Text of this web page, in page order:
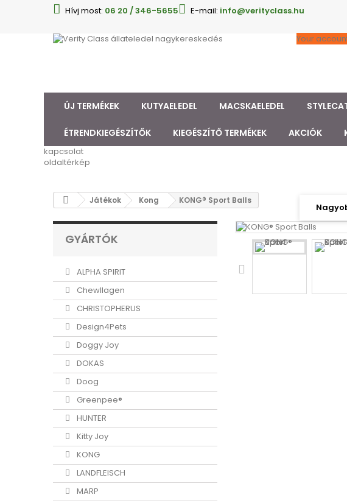
Hívj most: 06 20 / 346-5655 E-mail: info@verityclass.hu
Your
ÚJ TERMÉKEK KUTYAELEDEL MACSKAELEDEL
ÉTRENDKIEGÉSZÍTŐK KIEGÉSZÍTŐ TERMÉKEK AKCIÓK
kapcsolat
oldaltérkép
Játékok Kong KONG® Sport Balls
GYÁRTÓK
ALPHA SPIRIT
Chewllagen
CHRISTOPHERUS
Design4Pets
Doggy Joy
DOKAS
Doog
Greenpee®
HUNTER
Kitty Joy
KONG
LANDFLEISCH
MARP